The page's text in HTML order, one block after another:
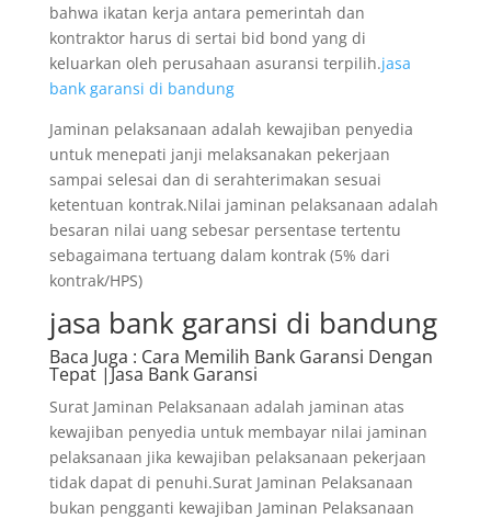
bahwa ikatan kerja antara pemerintah dan
kontraktor harus di sertai bid bond yang di
keluarkan oleh perusahaan asuransi terpilih.jasa
bank garansi di bandung
Jaminan pelaksanaan adalah kewajiban penyedia
untuk menepati janji melaksanakan pekerjaan
sampai selesai dan di serahterimakan sesuai
ketentuan kontrak.Nilai jaminan pelaksanaan adalah
besaran nilai uang sebesar persentase tertentu
sebagaimana tertuang dalam kontrak (5% dari
kontrak/HPS)
jasa bank garansi di bandung
Baca Juga : Cara Memilih Bank Garansi Dengan
Tepat |Jasa Bank Garansi
Surat Jaminan Pelaksanaan adalah jaminan atas
kewajiban penyedia untuk membayar nilai jaminan
pelaksanaan jika kewajiban pelaksanaan pekerjaan
tidak dapat di penuhi.Surat Jaminan Pelaksanaan
bukan pengganti kewajiban Jaminan Pelaksanaan